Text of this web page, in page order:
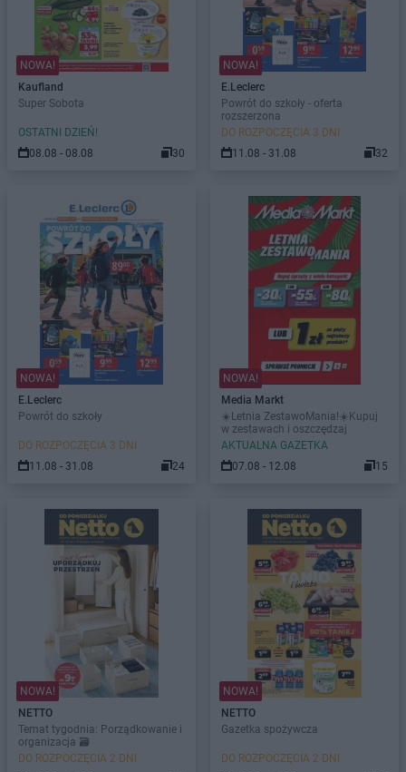
NOWA!
Kaufland
Super Sobota
OSTATNI DZIEŃ!
08.08 - 08.08
30
NOWA!
E.Leclerc
Powrót do szkoły - oferta
rozszerzona
DO ROZPOCZĘCIA 3 DNI
11.08 - 31.08
32
NOWA!
E.Leclerc
Powrót do szkoły
DO ROZPOCZĘCIA 3 DNI
11.08 - 31.08
24
NOWA!
Media Markt
☀️Letnia ZestawoMania!☀️Kupuj
w zestawach i oszczędzaj
AKTUALNA GAZETKA
07.08 - 12.08
15
NOWA!
NETTO
Temat tygodnia: Porządkowanie i
organizacja 🗃️
DO ROZPOCZĘCIA 2 DNI
NOWA!
NETTO
Gazetka spożywcza
DO ROZPOCZĘCIA 2 DNI